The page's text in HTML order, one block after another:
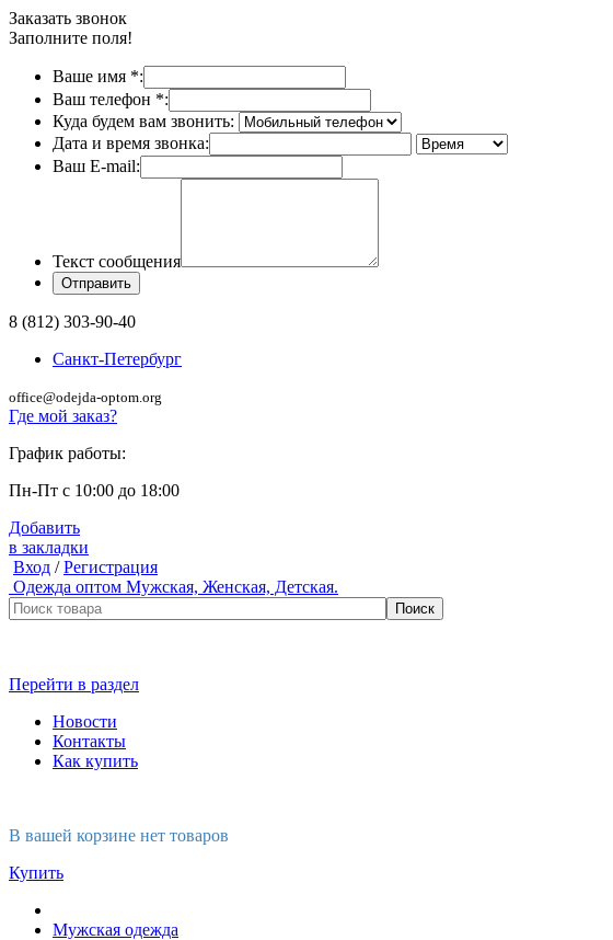
Заказать звонок
Заполните поля!
Ваше имя *:
Ваш телефон *:
Куда будем вам звонить:
Дата и время звонка:
Ваш E-mail:
Текст сообщения
8 (812) 303-90-40
Санкт-Петербург
office@odejda-optom.org
Где мой заказ?
График работы:
Пн-Пт с 10:00 до 18:00
Добавить
в закладки
Вход /Регистрация
Одежда оптом Мужская, Женская, Детская.
Перейти в раздел
Новости
Контакты
Как купить
В вашей корзине нет товаров
Купить
Мужская одежда